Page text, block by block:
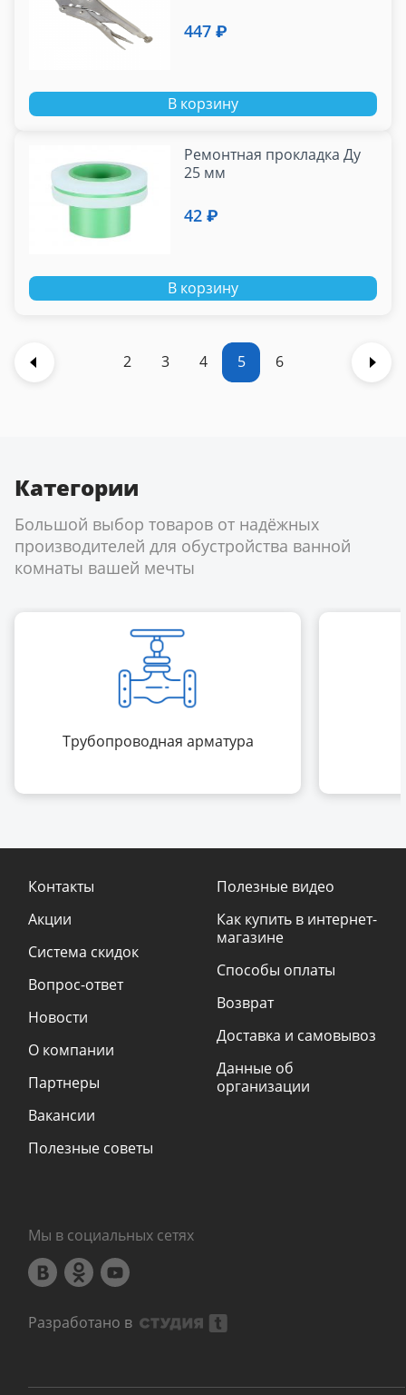
447 ₽
В корзину
Ремонтная прокладка Ду
25 мм
42 ₽
В корзину
2 3 4 5 6
Категории
Большой выбор товаров от надёжных
производителей для обустройства ванной
комнаты вашей мечты
Трубопроводная арматура
Контакты
Акции
Система скидок
Вопрос-ответ
Новости
О компании
Партнеры
Вакансии
Полезные советы
Полезные видео
Как купить в интернет-
магазине
Способы оплаты
Возврат
Доставка и самовывоз
Данные об
организации
Мы в социальных сетях
Разработано в